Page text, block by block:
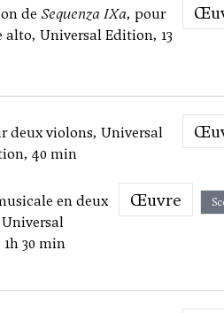
deSequenza IXa, pour
alto, Universal Edition, 13
deux violons, Universal
40 min
en deux
30 min
Œuvre